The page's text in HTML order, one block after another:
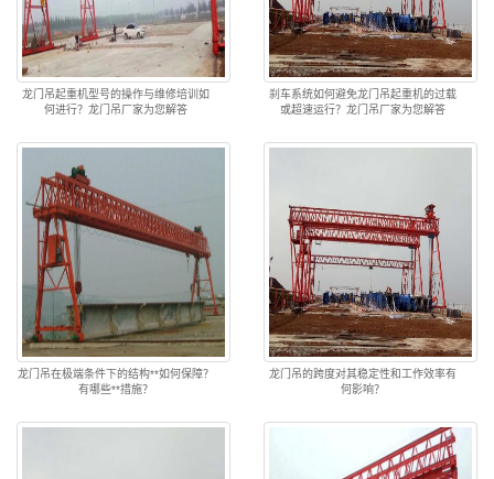
龙门吊起重机型号的操作与维修培训如
何进行？龙门吊厂家为您解答
刹车系统如何避免龙门吊起重机的过载
或超速运行？龙门吊厂家为您解答
龙门吊在极端条件下的结构**如何保障？
有哪些**措施？
龙门吊的跨度对其稳定性和工作效率有
何影响？